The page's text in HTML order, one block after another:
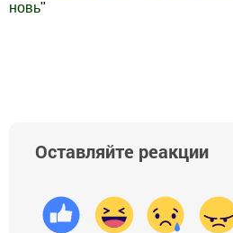
новь"
Оставляйте реакции